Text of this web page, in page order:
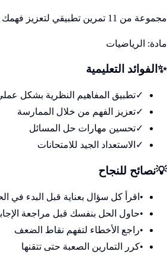
مجموعة من 11 تمرين تطبيقي لتعزيز فهمك وتطوير مهاراتك في الحساب المثلثي
مادة: الرياضيات
✨ الفوائد التعليمية
✓تطبيق المفاهيم النظرية بشكل
✓تعزيز الفهم من خلال الممارسة
✓تحسين مهارات حل المسائل
✓ الاستعداد الجيد للامتحانات
💡نصائح للنجاح
• اقرأ كل سؤال بعناية قبل البدء في
•حاول الحل بنفسك قبل مراجعة
•راجع الأخطاء لتفهم نقاط الضعف
•كرر التمارين الصعبة حتى تتقنها